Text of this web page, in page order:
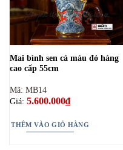
Mai bình sen cá màu đỏ hàng
cao cấp 55cm
Mã: MB14
Giá: 5.600.000₫
THÊM VÀO GIỎ HÀNG